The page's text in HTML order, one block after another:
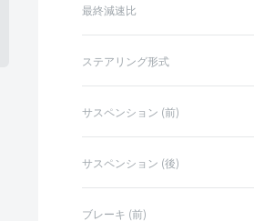
最終減速比
ステアリング形式
サスペンション (前)
サスペンション (後)
ブレーキ (前)